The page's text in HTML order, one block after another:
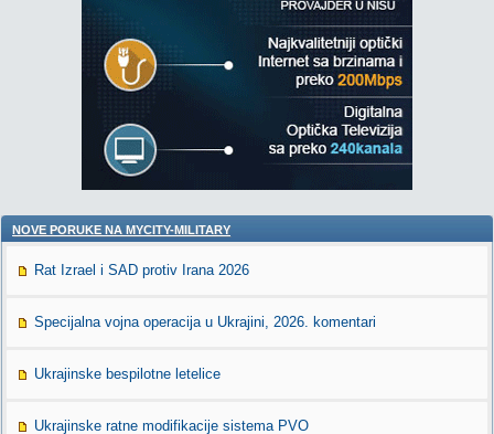
NOVE PORUKE NA MYCITY-MILITARY
Rat Izrael i SAD protiv Irana 2026
Specijalna vojna operacija u Ukrajini, 2026. komentari
Ukrajinske bespilotne letelice
Ukrajinske ratne modifikacije sistema PVO